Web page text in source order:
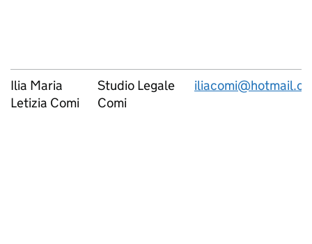
Ilia Maria
Letizia Comi
Studio Legale
Comi